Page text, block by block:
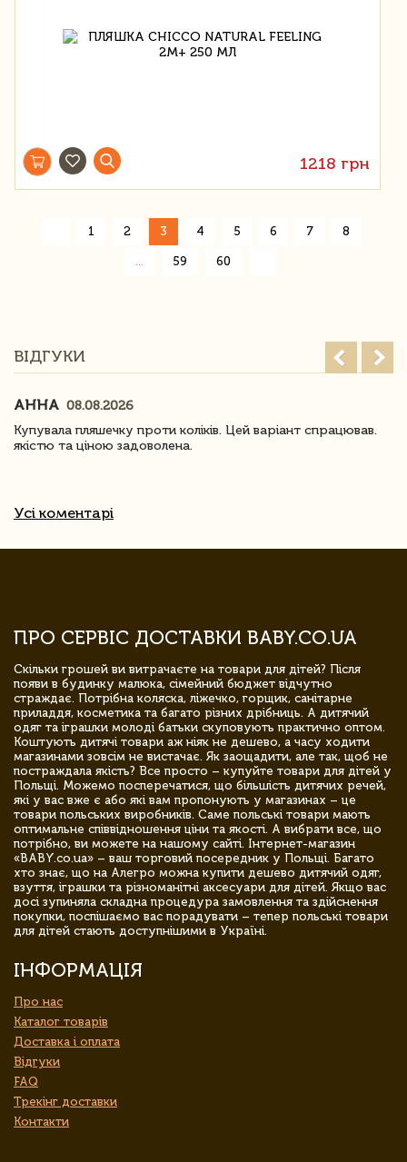
1218 грн
1 2 3 4 5 6 7 8
59 60
ВІДГУКИ
АННА 08.08.2026
Купувала пляшечку проти коліків. Цей варіант спрацював.
якістю та ціною задоволена.
Усі коментарі
ПРО СЕРВІС ДОСТАВКИ BABY.CO.UA
Скільки грошей ви витрачаєте на товари для дітей? Після
появи в будинку малюка, сімейний бюджет відчутно
страждає. Потрібна коляска, ліжечко, горщик, санітарне
приладдя, косметика та багато різних дрібниць. А дитячий
одяг та іграшки молоді батьки скуповують практично оптом.
Коштують дитячі товари аж ніяк не дешево, а часу ходити
магазинами зовсім не вистачає. Як заощадити, але так, щоб не
постраждала якість? Все просто – купуйте товари для дітей у
Польщі. Можемо посперечатися, що більшість дитячих речей,
які у вас вже є або які вам пропонують у магазинах – це
товари польських виробників. Саме польські товари мають
оптимальне співвідношення ціни та якості. А вибрати все, що
потрібно, ви можете на нашому сайті. Інтернет-магазин
«BABY.co.ua» – ваш торговий посередник у Польщі. Багато
хто знає, що на Алегро можна купити дешево дитячий одяг,
взуття, іграшки та різноманітні аксесуари для дітей. Якщо вас
досі зупиняла складна процедура замовлення та здійснення
покупки, поспішаємо вас порадувати – тепер польські товари
для дітей стають доступнішими в Україні.
ІНФОРМАЦІЯ
Про нас
Каталог товарів
Доставка і оплата
Відгуки
FAQ
Трекінг доставки
Контакти